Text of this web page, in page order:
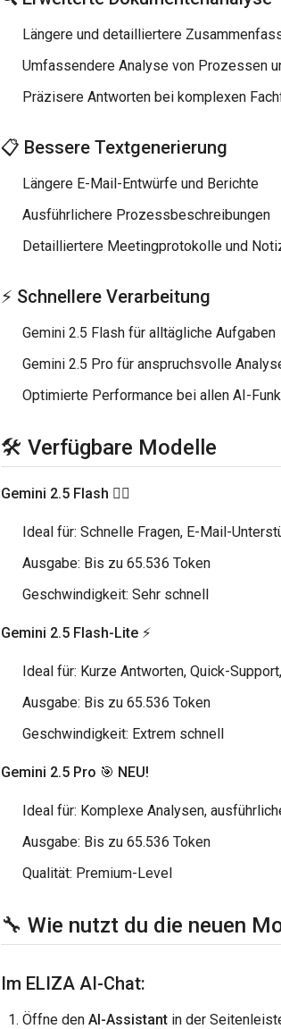
Längere und detailliertere
Umfassendere Analyse von Prozessen
Präzisere Antworten bei komplexen
📋 Bessere Textgenerierung
Längere E-Mail-Entwürfe und Berichte
Ausführlichere Prozessbeschreibungen
Detailliertere Meetingprotokolle und
⚡ Schnellere Verarbeitung
Gemini 2.5 Flash für alltägliche Aufgaben
Gemini 2.5 Pro für anspruchsvolle
Optimierte Performance bei allen AI-
🛠️ Verfügbare Modelle
Gemini 2.5 Flash 🏃‍♂️
Ideal für: Schnelle Fragen, E-Mail-
Ausgabe: Bis zu 65.536 Token
Geschwindigkeit: Sehr schnell
Gemini 2.5 Flash-Lite ⚡
Ideal für: Kurze Antworten, Quick-
Ausgabe: Bis zu 65.536 Token
Geschwindigkeit: Extrem schnell
Gemini 2.5 Pro 🎯 NEU!
Ideal für: Komplexe Analysen,
Ausgabe: Bis zu 65.536 Token
Qualität: Premium-Level
🔧 Wie nutzt du die neuen
Im ELIZA AI-Chat:
Öffne denAI-Assistant in der